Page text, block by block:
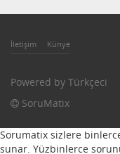
İletişim Künye
Powered by Türkçeci
SoruMatix
Sorumatix sizlere
sunar. Yüzbinlerce